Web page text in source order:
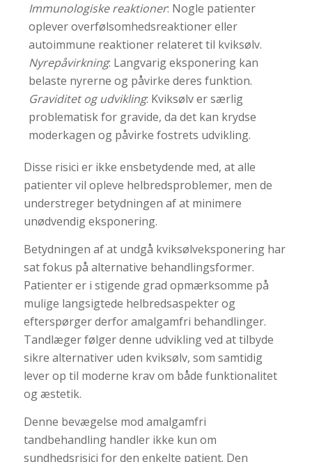
Immunologiske reaktioner: Nogle patienter
oplever overfølsomhedsreaktioner eller
autoimmune reaktioner relateret til kviksølv.
Nyrepåvirkning: Langvarig eksponering kan
belaste nyrerne og påvirke deres funktion.
Graviditet og udvikling: Kviksølv er særlig
problematisk for gravide, da det kan krydse
moderkagen og påvirke fostrets udvikling.
Disse risici er ikke ensbetydende med, at alle
patienter vil opleve helbredsproblemer, men de
understreger betydningen af at minimere
unødvendig eksponering.
Betydningen af at undgå kviksølveksponering har
sat fokus på alternative behandlingsformer.
Patienter er i stigende grad opmærksomme på
mulige langsigtede helbredsaspekter og
efterspørger derfor amalgamfri behandlinger.
Tandlæger følger denne udvikling ved at tilbyde
sikre alternativer uden kviksølv, som samtidig
lever op til moderne krav om både funktionalitet
og æstetik.
Denne bevægelse mod amalgamfri
tandbehandling handler ikke kun om
sundhedsrisici for den enkelte patient. Den